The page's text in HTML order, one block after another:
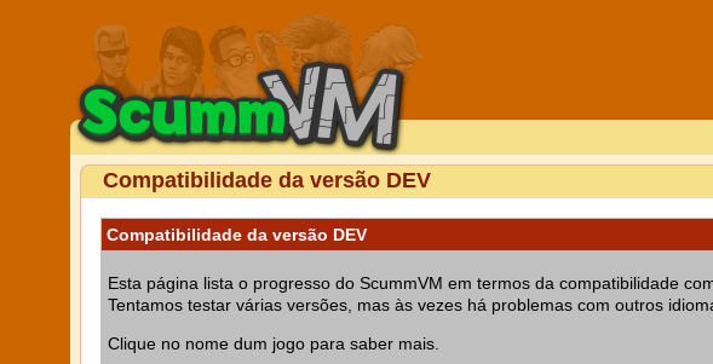
Compatibilidade da versão DEV
Compatibilidade da versão DEV
Esta página lista o progresso do ScummVM em termos da compatibilidade
Tentamos testar várias versões, mas às vezes há problemas com outros
Clique no nome dum jogo para saber mais.